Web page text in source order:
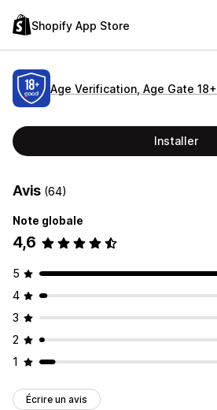
Shopify App Store
Age Verification, Age Gate 18+
Installer
Avis (64)
Note globale
4,6
5
4
3
2
1
Écrire un avis